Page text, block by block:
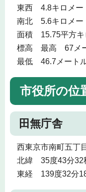
東西 4.8キロメー
南北 5.6キロメー
面積 15.75平方キ
標高 最高 67メ
最低 46.7メートル
市役所の位
田無庁舎
西東京市南町五丁
北緯 35度43分32
東経 139度32分